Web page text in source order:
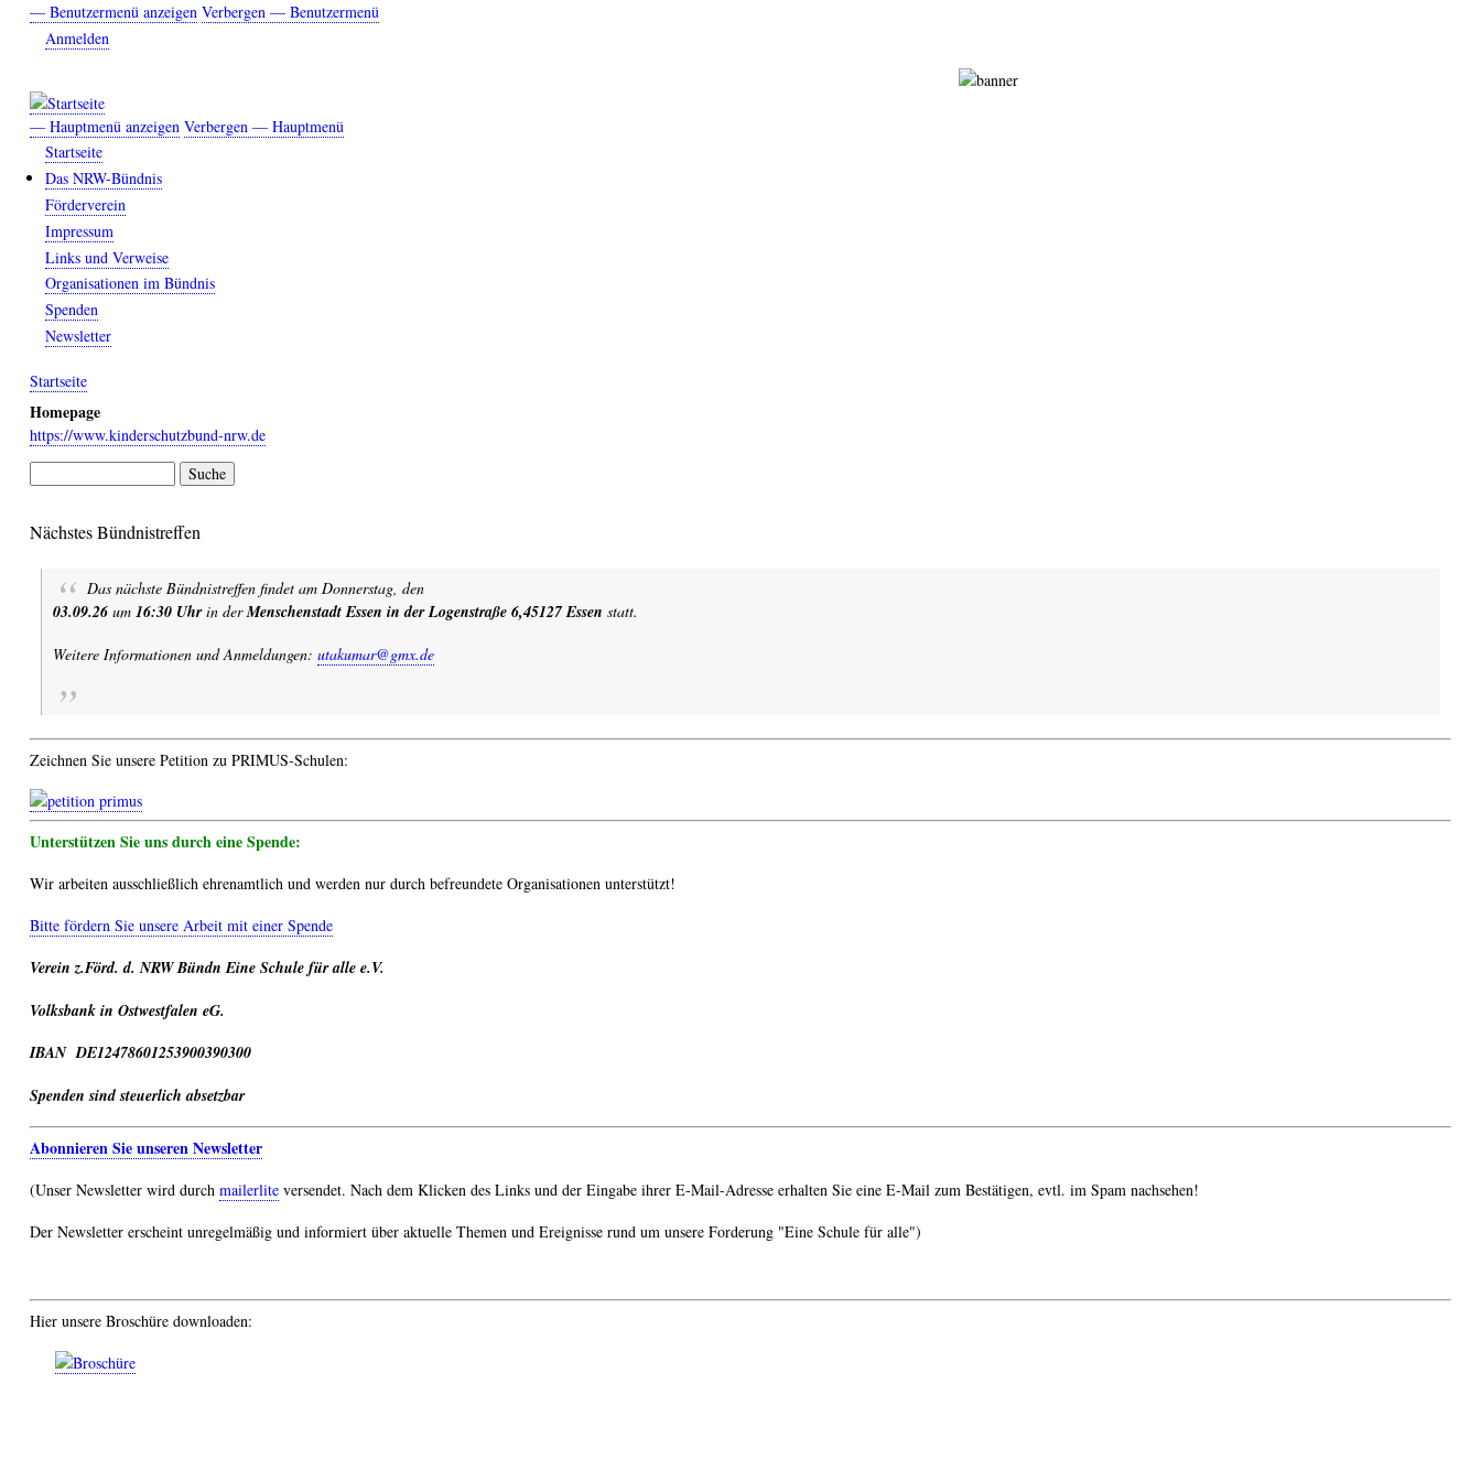
Direkt
Benutzermenü
— Benutzermenü anzeigen Verbergen — Benutzermenü
Anmelden
Hauptmenü
— Hauptmenü anzeigen Verbergen — Hauptmenü
Startseite
Das NRW-Bündnis
Förderverein
Impressum
Links und Verweise
Organisationen im Bündnis
Spenden
Newsletter
Breadcrumb
Startseite
Homepage
https://www.kinderschutzbund-nrw.de
Nächstes Bündnistreffen
Das nächste Bündnistreffen findet am Donnerstag, den
03.09.26 um 16:30 Uhrin derMenschenstadt Essen in der Logenstraße 6,45127 Essen statt.
Weitere Informationen und Anmeldungen: utakumar@gmx.de
Zeichnen Sie unsere Petition zu PRIMUS-Schulen:
Unterstützen Sie uns durch eine Spende:
Wir arbeiten ausschließlich ehrenamtlich und werden nur durch befreundete Organisationen unterstützt!
Bitte fördern Sie unsere Arbeit mit einer Spende
Verein z.Förd. d. NRW Bündn Eine Schule für alle e.V.
Volksbank in Ostwestfalen eG.
IBAN DE12478601253900390300
Spenden sind steuerlich absetzbar
Abonnieren Sie unseren Newsletter
(Unser Newsletter wird durch mailerlite versendet. Nach dem Klicken des Links und der Eingabe ihrer E-Mail-Adresse erhalten Sie eine E-Mail zum Bestätigen, evtl. im Spam nachsehen!
Der Newsletter erscheint unregelmäßig und informiert über aktuelle Themen und Ereignisse rund um unsere Forderung "Eine Schule für alle")
Hier unsere Broschüre downloaden: